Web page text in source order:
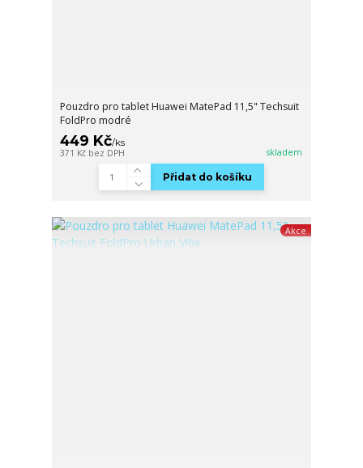
Pouzdro pro tablet Huawei MatePad 11,5" Techsuit
FoldPro modré
449 Kč/ks
371 Kč bez DPH skladem
Přidat do košíku
Akce